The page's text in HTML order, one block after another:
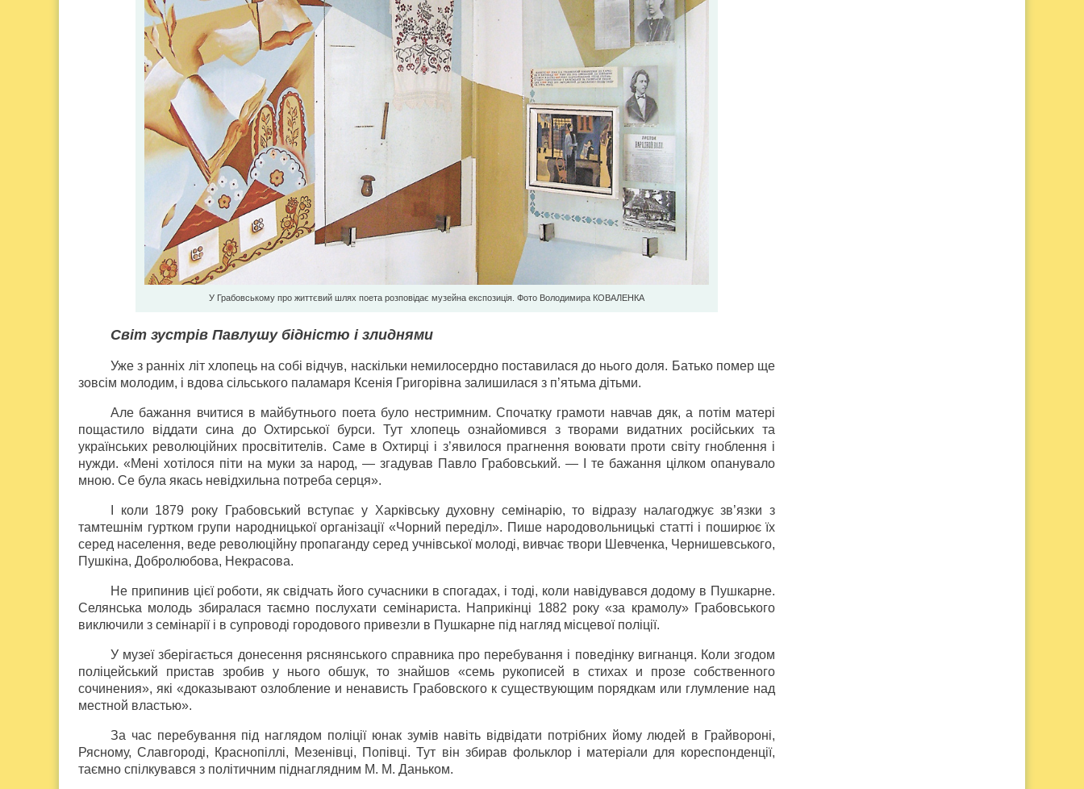
У Грабовському про життєвий шлях поета розповідає музейна експозиція. Фото Володимира КОВАЛЕНКА
Світ зустрів Павлушу бідністю і злиднями
Уже з ранніх літ хлопець на собі відчув, наскільки немилосердно поставилася до нього доля. Батько помер ще
зовсім молодим, і вдова сільського паламаря Ксенія Григорівна залишилася з п’ятьма дітьми.
Але бажання вчитися в майбутнього поета було нестримним. Спочатку грамоти навчав дяк, а потім матері
пощастило віддати сина до Охтирської бурси. Тут хлопець ознайомився з творами видатних російських та
українських революційних просвітителів. Саме в Охтирці і з’явилося прагнення воювати проти світу гноблення і
нужди. «Мені хотілося піти на муки за народ, — згадував Павло Грабовський. — І те бажання цілком опанувало
мною. Се була якась невідхильна потреба серця».
І коли 1879 року Грабовський вступає у Харківську духовну семінарію, то відразу налагоджує зв’язки з
тамтешнім гуртком групи народницької організації «Чорний переділ». Пише народовольницькі статті і поширює їх
серед населення, веде революційну пропаганду серед учнівської молоді, вивчає твори Шевченка, Чернишевського,
Пушкіна, Добролюбова, Некрасова.
Не припинив цієї роботи, як свідчать його сучасники в спогадах, і тоді, коли навідувався додому в Пушкарне.
Селянська молодь збиралася таємно послухати семінариста. Наприкінці 1882 року «за крамолу» Грабовського
виключили з семінарії і в супроводі городового привезли в Пушкарне під нагляд місцевої поліції.
У музеї зберігається донесення ряснянського справника про перебування і поведінку вигнанця. Коли згодом
поліцейський пристав зробив у нього обшук, то знайшов «семь рукописей в стихах и прозе собственного
сочинения», які «доказывают озлобление и ненависть Грабовского к существующим порядкам или глумление над
местной властью».
За час перебування під наглядом поліції юнак зумів навіть відвідати потрібних йому людей в Грайвороні,
Рясному, Славгороді, Краснопіллі, Мезенівці, Попівці. Тут він збирав фольклор і матеріали для кореспонденції,
таємно спілкувався з політичним піднаглядним М. М. Даньком.